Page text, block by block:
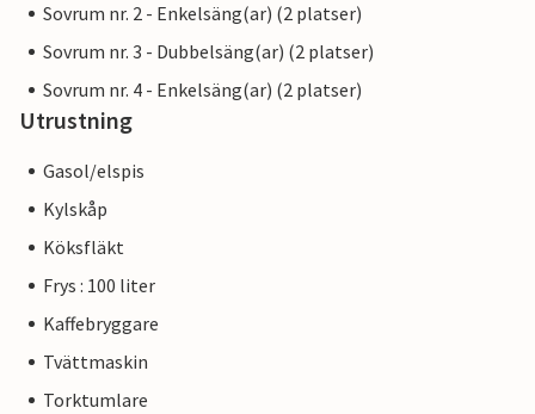
Sovrum nr. 2 - Enkelsäng(ar) (2 platser)
Sovrum nr. 3 - Dubbelsäng(ar) (2 platser)
Sovrum nr. 4 - Enkelsäng(ar) (2 platser)
Utrustning
Gasol/elspis
Kylskåp
Köksfläkt
Frys : 100 liter
Kaffebryggare
Tvättmaskin
Torktumlare